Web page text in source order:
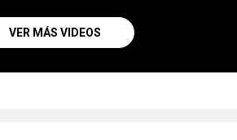
VER MÁS VIDEOS